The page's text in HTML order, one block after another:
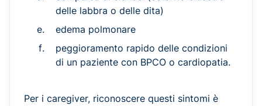
delle labbra o delle dita)
edema polmonare
peggioramento rapido delle condizioni
di un paziente con BPCO o cardiopatia.
Per i caregiver, riconoscere questi sintomi è